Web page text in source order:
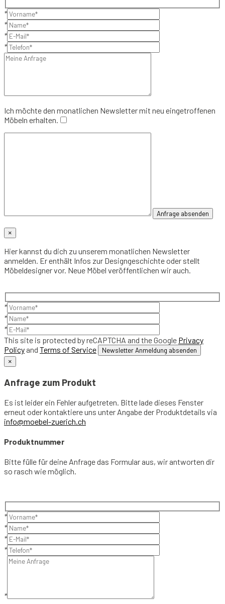
*
*
*
*
Ich möchte den monatlichen Newsletter mit neu eingetroffenen
Möbeln erhalten.
×
Hier kannst du dich zu unserem monatlichen Newsletter
anmelden. Er enthält Infos zur Designgeschichte oder stellt
Möbeldesigner vor. Neue Möbel veröffentlichen wir auch.
*
*
*
This site is protected by reCAPTCHA and the Google Privacy
Policy and Terms of Service
×
Anfrage zum Produkt
Es ist leider ein Fehler aufgetreten. Bitte lade dieses Fenster
erneut oder kontaktiere uns unter Angabe der Produktdetails via
info@moebel-zuerich.ch
Produktnummer
Bitte fülle für deine Anfrage das Formular aus, wir antworten dir
so rasch wie möglich.
*
*
*
*
*